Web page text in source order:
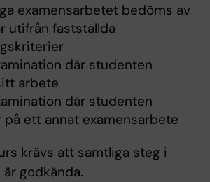
examensarbetet bedöms av
utifrån fastställda
där studenten
arbete
där studenten
på ett annat examensarbete
krävs att samtliga steg i
godkända.